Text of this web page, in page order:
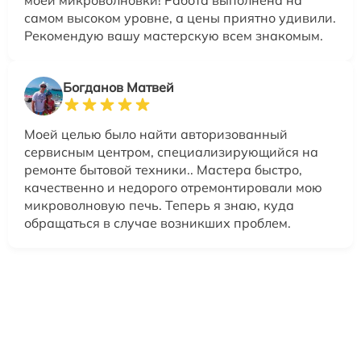
самом высоком уровне, а цены приятно удивили.
Рекомендую вашу мастерскую всем знакомым.
Богданов Матвей
Моей целью было найти авторизованный
сервисным центром, специализирующийся на
ремонте бытовой техники.. Мастера быстро,
качественно и недорого отремонтировали мою
микроволновую печь. Теперь я знаю, куда
обращаться в случае возникших проблем.